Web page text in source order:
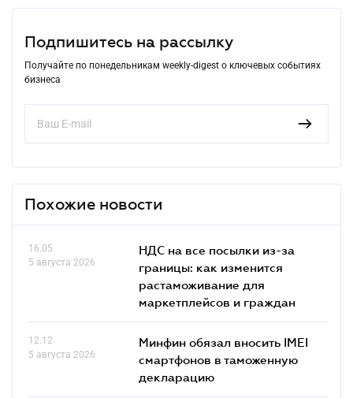
Подпишитесь на рассылку
Получайте по понедельникам weekly-digest о ключевых событиях
бизнеса
Похожие новости
16.05
5 августа 2026
НДС на все посылки из-за
границы: как изменится
растаможивание для
маркетплейсов и граждан
12.12
5 августа 2026
Минфин обязал вносить IMEI
смартфонов в таможенную
декларацию